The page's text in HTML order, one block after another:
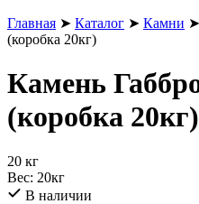
Главная ➤ Каталог ➤ Камни ➤
(коробка 20кг)
Камень
(коробка 20кг)
20 кг
Вес: 20кг
В наличии